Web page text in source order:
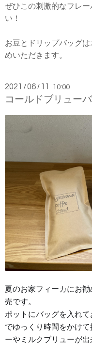
ぜひこの刺激的なフレ
い！
お豆とドリップバッグは
めいただきます。
2021 /06 / 11 10:00
コールドブリュー
夏のお家フィーカにお
売です。
ポットにバッグを入れ
でゆっくり時間をかけ
ーやミルクブリューが出